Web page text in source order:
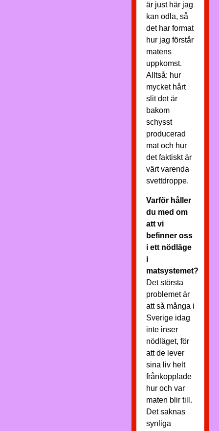
är just här jag
kan odla, så
det har format
hur jag förstår
matens
uppkomst.
Alltså: hur
mycket hårt
slit det är
bakom
schysst
producerad
mat och hur
det faktiskt är
värt varenda
svettdroppe.
Varför håller
du med om
att vi
befinner oss
i ett nödläge
i
matsystemet?
Det största
problemet är
att så många i
Sverige idag
inte inser
nödläget, för
att de lever
sina liv helt
frånkopplade
hur och var
maten blir till.
Det saknas
synliga